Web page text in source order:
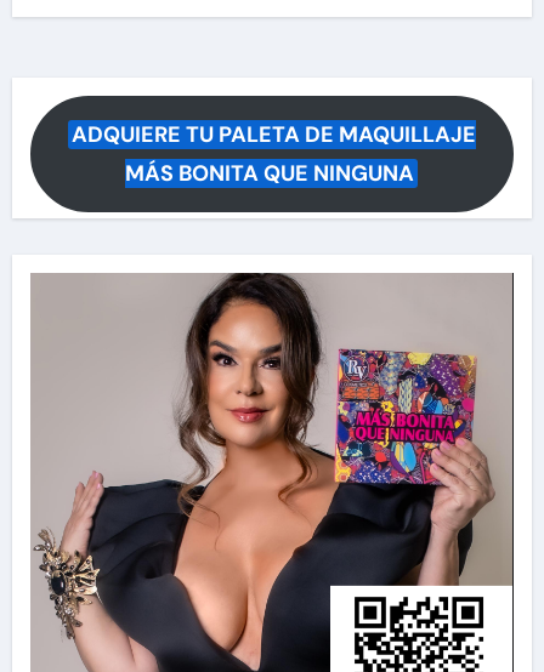
ADQUIERE TU PALETA DE MAQUILLAJE
MÁS BONITA QUE NINGUNA